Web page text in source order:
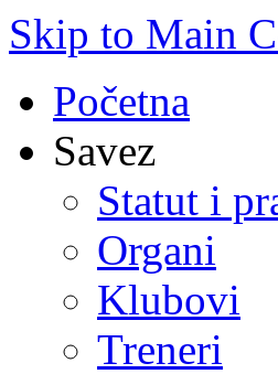
Skip to Main
Početna
Savez
Statut i
Organi
Klubovi
Treneri